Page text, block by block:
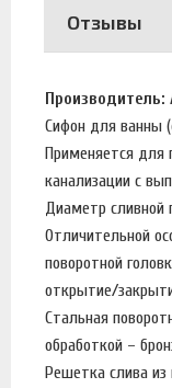
Отзывы
Производитель:
Сифон для ванны
Применяется для
канализации с
Диаметр сливной
Отличительной
поворотной
открытие/
Стальная
обработкой –
Решетка слива